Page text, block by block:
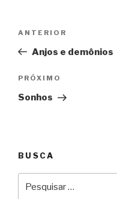
Post
Anterior
ANTERIOR
Anjos e demônios
Próximo
PRÓXIMO
Sonhos
BUSCA